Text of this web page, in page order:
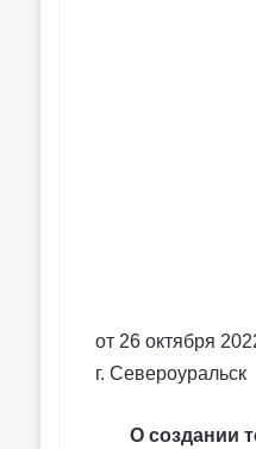
от 26 октября
г. Североуральск
О создании